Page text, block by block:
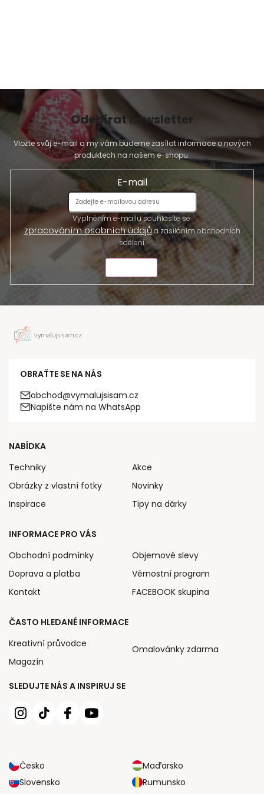
Odebírat newsletter
Vložte svůj e-mail a my vám budeme zasílat informace o nových
produktech na našem e-shopu.
E-mail
Vyplněním e-mailu souhlasíte se
zpracováním osobních údajůa zasíláním obchodních
sdělení.
OBRAŤTE SE NA NÁS
obchod@vymalujsisam.cz
Napište nám na WhatsApp
SLEDUJTE NÁS A INSPIRUJ SE
Česko
Maďarsko
Slovensko
Rumunsko
NABÍDKA
Techniky
Obrázky z vlastní fotky
Inspirace
Akce
Novinky
Tipy na dárky
INFORMACE PRO VÁS
Obchodní podmínky
Doprava a platba
Kontakt
Objemové slevy
Věrnostní program
FACEBOOK skupina
ČASTO HLEDANÉ INFORMACE
Kreativní průvodce
Magazín
Omalovánky zdarma